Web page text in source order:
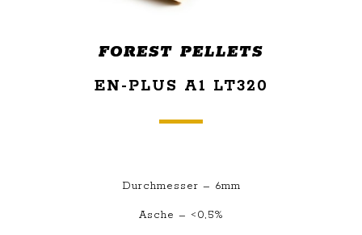
FOREST PELLETS
EN-PLUS A1 LT320
Durchmesser – 6mm
Asche – <0,5%